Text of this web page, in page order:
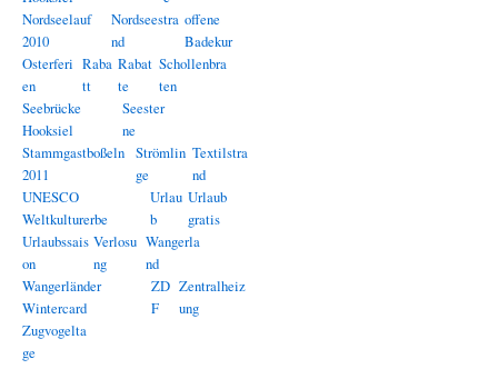
Nordseelauf
2010
Nordseestra
nd
offene
Badekur
Osterferi
en
Raba
tt
Rabat
te
Schollenbra
ten
Seebrücke
Hooksiel
Seester
ne
Stammgastboßeln
2011
Strömlin
ge
Textilstra
nd
UNESCO
Weltkulturerbe
Urlau
b
Urlaub
gratis
Urlaubssais
on
Verlosu
ng
Wangerla
nd
Wangerländer
Wintercard
ZD
F
Zentralheiz
ung
Zugvogelta
ge